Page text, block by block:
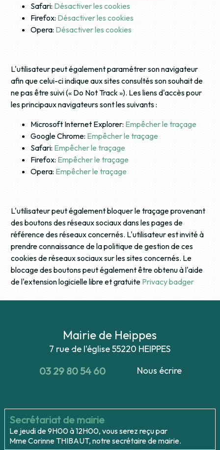
Safari: Désactiver les cookies
Firefox: Désactiver les cookies
Opera: Désactiver les cookies
L'utilisateur peut également paramétrer son navigateur
afin que celui-ci indique aux sites consultés son souhait de
ne pas être suivi (« Do Not Track »). Les liens d'accès pour
les principaux navigateurs sont les suivants :
Microsoft Internet Explorer: Empêcher le traçage
Google Chrome: Empêcher le traçage
Safari: Empêcher le traçage
Firefox: Empêcher le traçage
Opera: Empêcher le traçage
L'utilisateur peut également bloquer le traçage provenant
des boutons des réseaux sociaux dans les pages de
référence des réseaux concernés. L'utilisateur est invité à
prendre connaissance de la politique de gestion de ces
cookies de réseaux sociaux sur les sites concernés. Le
blocage des boutons peut également être obtenu à l'aide
de l'extension logicielle libre et gratuite Privacy badger
Mairie de Heippes
7 rue de l'église55220 HEIPPES
03 29 80 54 60 Nous écrire
Secrétariat de mairie
Le jeudi de 9H00 à 12H00, vous serez reçu par
Mme Corinne THIBAUT, notre secrétaire de mairie.